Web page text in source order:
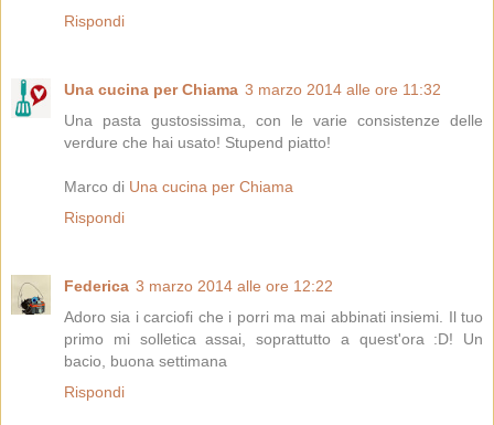
Rispondi
Una cucina per Chiama 3 marzo 2014 alle ore 11:32
Una pasta gustosissima, con le varie consistenze delle
verdure che hai usato! Stupend piatto!
Marco di Una cucina per Chiama
Rispondi
Federica 3 marzo 2014 alle ore 12:22
Adoro sia i carciofi che i porri ma mai abbinati insiemi. Il tuo
primo mi solletica assai, soprattutto a quest'ora :D! Un
bacio, buona settimana
Rispondi